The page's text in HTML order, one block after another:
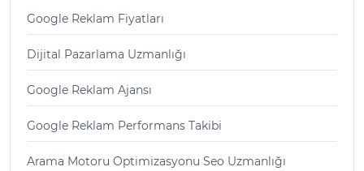
Google Reklam Fiyatları
Dijital Pazarlama Uzmanlığı
Google Reklam Ajansı
Google Reklam Performans Takibi
Arama Motoru Optimizasyonu Seo Uzmanlığı